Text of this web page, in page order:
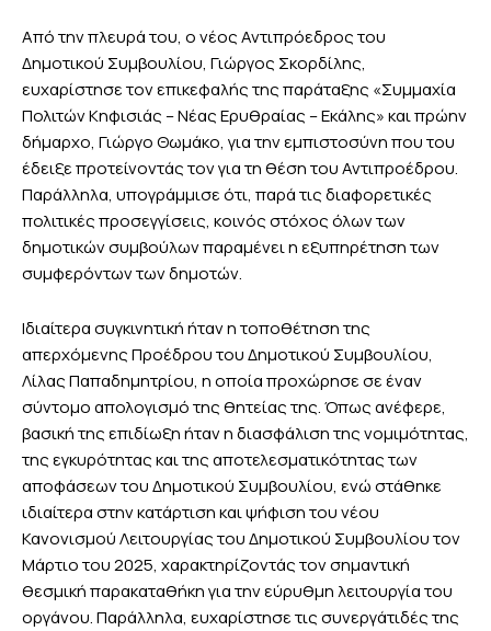
Από την πλευρά του, ο νέος Αντιπρόεδρος του
Δημοτικού Συμβουλίου, Γιώργος Σκορδίλης,
ευχαρίστησε τον επικεφαλής της παράταξης «Συμμαχία
Πολιτών Κηφισιάς – Νέας Ερυθραίας – Εκάλης» και πρώην
δήμαρχο, Γιώργο Θωμάκο, για την εμπιστοσύνη που του
έδειξε προτείνοντάς τον για τη θέση του Αντιπροέδρου.
Παράλληλα, υπογράμμισε ότι, παρά τις διαφορετικές
πολιτικές προσεγγίσεις, κοινός στόχος όλων των
δημοτικών συμβούλων παραμένει η εξυπηρέτηση των
συμφερόντων των δημοτών.
Ιδιαίτερα συγκινητική ήταν η τοποθέτηση της
απερχόμενης Προέδρου του Δημοτικού Συμβουλίου,
Λίλας Παπαδημητρίου, η οποία προχώρησε σε έναν
σύντομο απολογισμό της θητείας της. Όπως ανέφερε,
βασική της επιδίωξη ήταν η διασφάλιση της νομιμότητας,
της εγκυρότητας και της αποτελεσματικότητας των
αποφάσεων του Δημοτικού Συμβουλίου, ενώ στάθηκε
ιδιαίτερα στην κατάρτιση και ψήφιση του νέου
Κανονισμού Λειτουργίας του Δημοτικού Συμβουλίου τον
Μάρτιο του 2025, χαρακτηρίζοντάς τον σημαντική
θεσμική παρακαταθήκη για την εύρυθμη λειτουργία του
οργάνου. Παράλληλα, ευχαρίστησε τις συνεργάτιδές της